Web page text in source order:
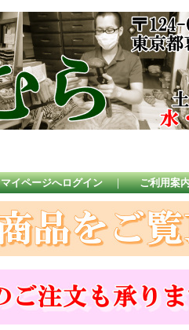
マイページへログイン ｜ ご利用案